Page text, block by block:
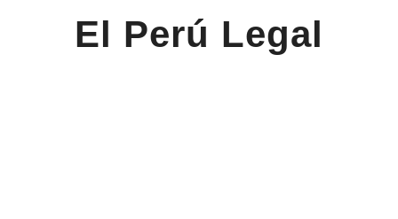
El Perú Legal